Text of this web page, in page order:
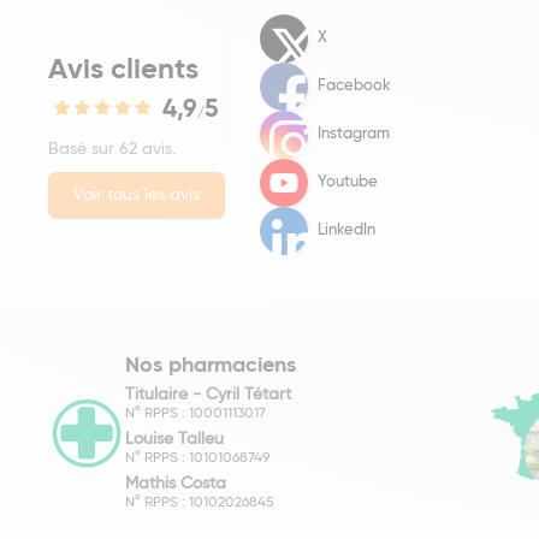
Avis clients
4,9/5
Basé sur 62 avis.
Voir tous les avis
X
Facebook
Instagram
Youtube
LinkedIn
Nos pharmaciens
Titulaire - Cyril Tétart
N° RPPS : 10001113017
Louise Talleu
N° RPPS : 10101068749
Mathis Costa
N° RPPS : 10102026845